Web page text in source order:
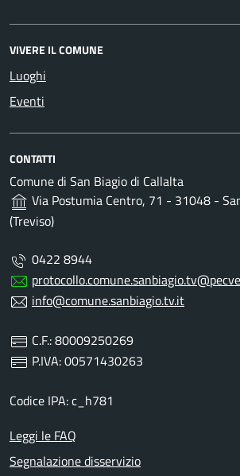
VIVERE IL COMUNE
Luoghi
Eventi
CONTATTI
Comune di San Biagio di Callalta
Via Postumia Centro, 71 - 31048 -
(Treviso)
0422 8944
info@comune.sanbiagio.tv.it
C.F.: 80009250269
P.IVA: 00571430263
Codice IPA: c_h781
Leggi le FAQ
Segnalazione disservizio